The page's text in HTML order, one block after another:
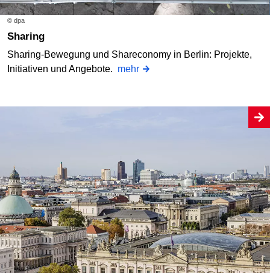
© dpa
Sharing
Sharing-Bewegung und Shareconomy in Berlin: Projekte,
Initiativen und Angebote. mehr